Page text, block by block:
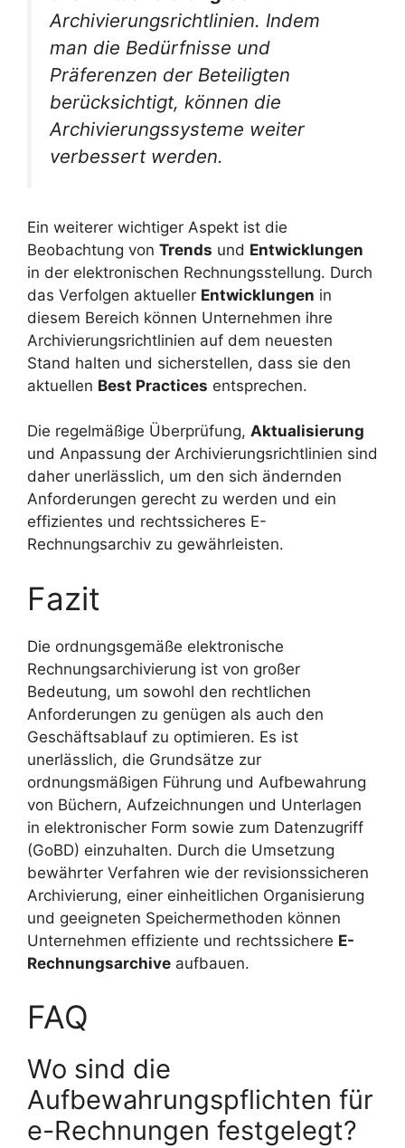
Archivierungsrichtlinien. Indem
man die Bedürfnisse und
Präferenzen der Beteiligten
berücksichtigt, können die
Archivierungssysteme weiter
verbessert werden.
Ein weiterer wichtiger Aspekt ist die
Beobachtung von Trends und Entwicklungen
in der elektronischen Rechnungsstellung. Durch
das Verfolgen aktueller Entwicklungen in
diesem Bereich können Unternehmen ihre
Archivierungsrichtlinien auf dem neuesten
Stand halten und sicherstellen, dass sie den
aktuellen Best Practices entsprechen.
Die regelmäßige Überprüfung, Aktualisierung
und Anpassung der Archivierungsrichtlinien sind
daher unerlässlich, um den sich ändernden
Anforderungen gerecht zu werden und ein
effizientes und rechtssicheres E-
Rechnungsarchiv zu gewährleisten.
Fazit
Die ordnungsgemäße elektronische
Rechnungsarchivierung ist von großer
Bedeutung, um sowohl den rechtlichen
Anforderungen zu genügen als auch den
Geschäftsablauf zu optimieren. Es ist
unerlässlich, die Grundsätze zur
ordnungsmäßigen Führung und Aufbewahrung
von Büchern, Aufzeichnungen und Unterlagen
in elektronischer Form sowie zum Datenzugriff
(GoBD) einzuhalten. Durch die Umsetzung
bewährter Verfahren wie der revisionssicheren
Archivierung, einer einheitlichen Organisierung
und geeigneten Speichermethoden können
Unternehmen effiziente und rechtssichere E-
Rechnungsarchive aufbauen.
FAQ
Wo sind die
Aufbewahrungspflichten für
e-Rechnungen festgelegt?